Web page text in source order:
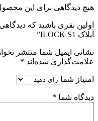
هیچ دیدگاهی برای این
اولین نفری باشید که
آیلاک ILOCK S1”
نشانی ایمیل شما منتشر
علامت‌گذاری شده‌اند *
امتیاز شما
دیدگاه شما *